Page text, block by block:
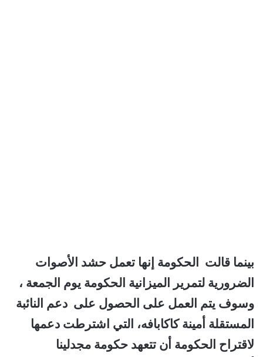
بينما قالت الحكومة إنها تعمل حشد الأصوات
الضرورية لتمرير الميزانية الحكومة يوم الجمعة ،
وسوف يتم العمل على الحصول على دعم النائبة
المستقلة أمينة كاكابافه، التي اشترطت دعمها
لاقتراح الحكومة أن تتعهد حكومة مجدلينا